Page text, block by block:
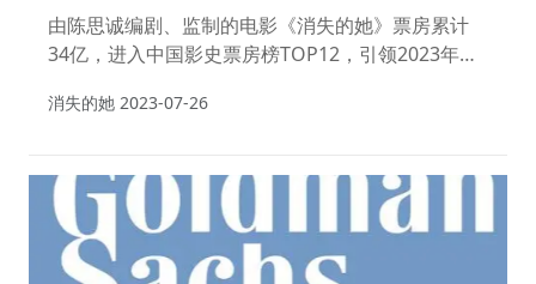
作以飨观众
由陈思诚编剧、监制的电影《消失的她》票房累计
34亿，进入中国影史票房榜TOP12，引领2023年暑
演，陈思诚导演电影票房累计超122亿，加上监制、
中国电影市场最具商业价值和市场影响力的导演。
消失的她 2023-07-26